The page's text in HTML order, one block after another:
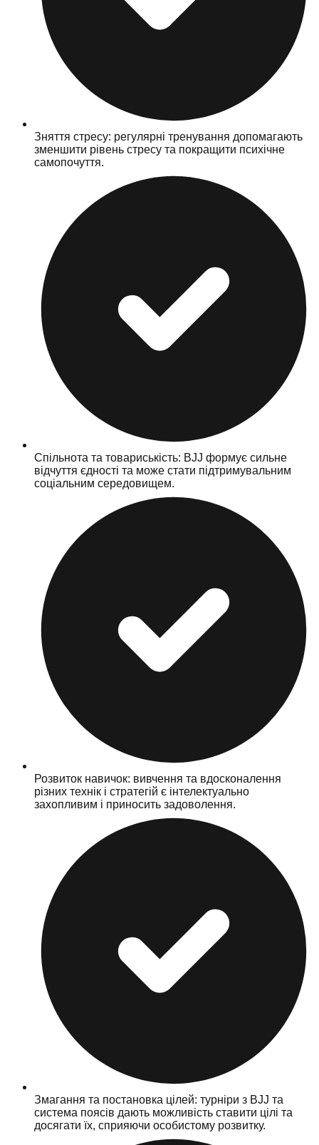
Зняття стресу: регулярні тренування допомагають
зменшити рівень стресу та покращити психічне
самопочуття.
Спільнота та товариськість: BJJ формує сильне
відчуття єдності та може стати підтримувальним
соціальним середовищем.
Розвиток навичок: вивчення та вдосконалення
різних технік і стратегій є інтелектуально
захопливим і приносить задоволення.
Змагання та постановка цілей: турніри з BJJ та
система поясів дають можливість ставити цілі та
досягати їх, сприяючи особистому розвитку.